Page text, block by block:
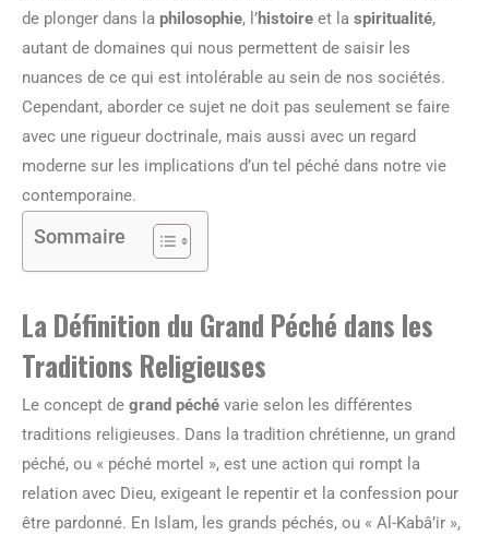
de plonger dans la philosophie, l’histoire et la spiritualité,
autant de domaines qui nous permettent de saisir les
nuances de ce qui est intolérable au sein de nos sociétés.
Cependant, aborder ce sujet ne doit pas seulement se faire
avec une rigueur doctrinale, mais aussi avec un regard
moderne sur les implications d’un tel péché dans notre vie
contemporaine.
Sommaire
La Définition du Grand Péché dans les
Traditions Religieuses
Le concept de grand péché varie selon les différentes
traditions religieuses. Dans la tradition chrétienne, un grand
péché, ou « péché mortel », est une action qui rompt la
relation avec Dieu, exigeant le repentir et la confession pour
être pardonné. En Islam, les grands péchés, ou « Al-Kabâ’ir »,